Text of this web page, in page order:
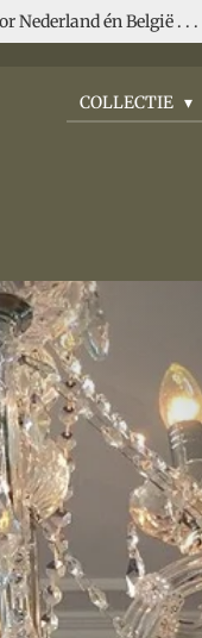
Nederland én België . . .
COLLECTIE